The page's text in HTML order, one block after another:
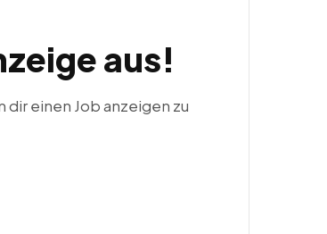
aus!
dir einen Job anzeigen zu